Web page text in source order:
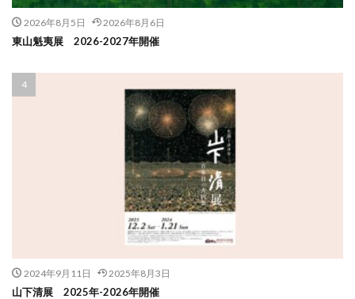
2026年8月5日 2026年8月6日
東山魁夷展 2026-2027年開催
2024年9月11日 2025年8月3日
山下清展 2025年-2026年開催